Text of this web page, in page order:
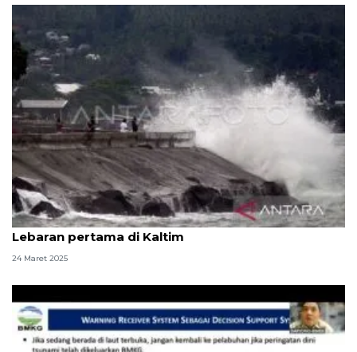
BMKG: Waspada air pasang 2,8-29 meter pada
Lebaran pertama di Kaltim
24 Maret 2025